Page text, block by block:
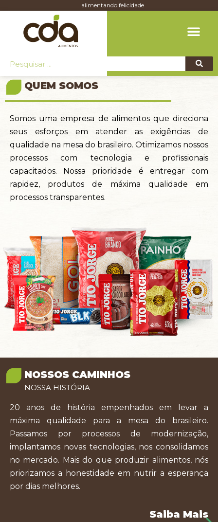
alimentando felicidade
QUEM SOMOS
Somos uma empresa de alimentos que direciona
seus esforços em atender as exigências de
qualidade na mesa do brasileiro. Otimizamos nossos
processos com tecnologia e profissionais
capacitados. Nossa prioridade é entregar com
rapidez, produtos de máxima qualidade em
processos transparentes.
NOSSOS CAMINHOS
NOSSA HISTÓRIA
20 anos de história empenhados em levar a
máxima qualidade para a mesa do brasileiro.
Passamos por processos de modernização,
implantamos novas tecnologias, nos consolidamos
no mercado. Mais do que produzir alimentos, nós
priorizamos a honestidade em nutrir a esperança
por dias melhores.
Saiba Mais